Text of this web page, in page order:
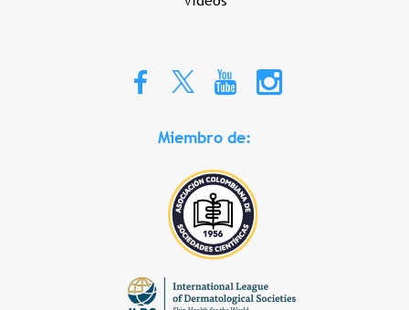
Miembro de: